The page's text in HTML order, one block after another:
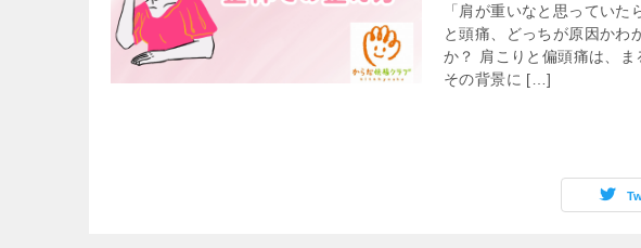
「肩が重いなと思ってい
と頭痛、どっちが原因かわ
か？ 肩こりと偏頭痛は、ま
その背景に […]